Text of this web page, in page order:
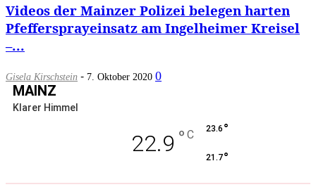
Videos der Mainzer Polizei belegen harten
Pfeffersprayeinsatz am Ingelheimer Kreisel
–...
Gisela Kirschstein - 7. Oktober 2020 0
MAINZ
Klarer Himmel
22.9 ° C 23.6 °
21.7°